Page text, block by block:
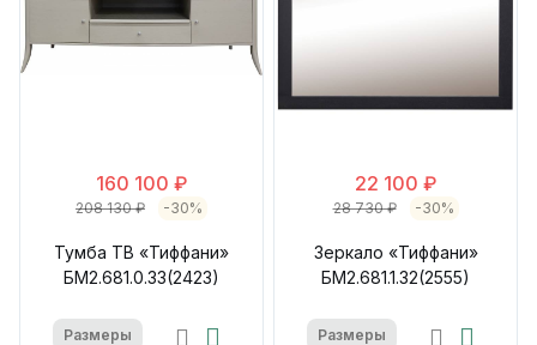
160 100 ₽
208 130 ₽ -30%
Тумба ТВ «Тиффани»
БМ2.681.0.33(2423)
Размеры
22 100 ₽
28 730 ₽ -30%
Зеркало «Тиффани»
БМ2.681.1.32(2555)
Размеры